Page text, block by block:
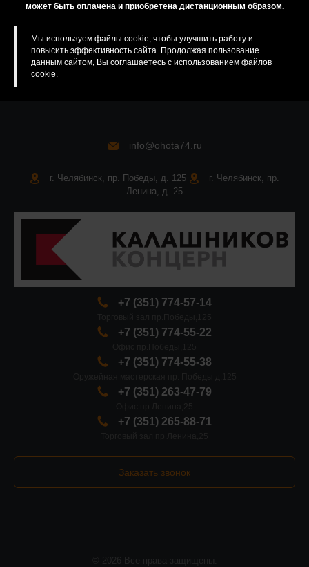
может быть оплачена и приобретена дистанционным образом.
Мы используем файлы cookie, чтобы улучшить работу и
повысить эффективность сайта. Продолжая пользование
данным сайтом, Вы соглашаетесь с использованием файлов
cookie.
Бренды
info@ohota74.ru
г. Челябинск, пр. Победы, д. 125
г. Челябинск, пр.
Ленина, д. 25
+7 (351) 774-57-14
+7 (351) 774-55-22
+7 (351) 774-55-38
+7 (351) 263-47-79
+7 (351) 265-88-71
Заказать звонок
© 2026 Все права защищены.